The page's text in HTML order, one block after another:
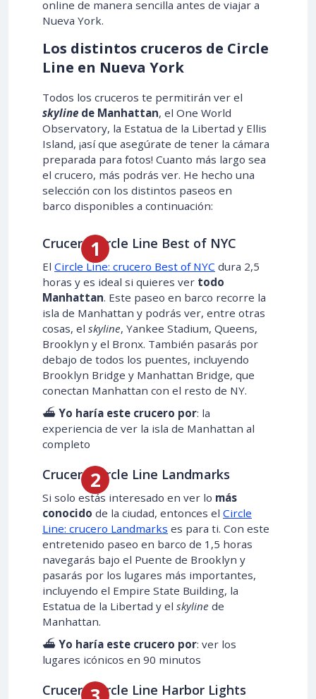
online de manera sencilla antes de viajar a
Nueva York.
Los distintos cruceros de Circle
Line en Nueva York
Todos los cruceros te permitirán ver el
skyline de Manhattan, el One World
Observatory, la Estatua de la Libertad y Ellis
Island, ¡así que asegúrate de tener la cámara
preparada para fotos! Cuanto más largo sea
el crucero, más podrás ver. He hecho una
selección con los distintos paseos en
barco disponibles a continuación:
Crucero Circle Line Best of NYC
El Circle Line: crucero Best of NYC dura 2,5
horas y es ideal si quieres ver todo
Manhattan. Este paseo en barco recorre la
isla de Manhattan y podrás ver, entre otras
cosas, el skyline, Yankee Stadium, Queens,
Brooklyn y el Bronx. También pasarás por
debajo de todos los puentes, incluyendo
Brooklyn Bridge y Manhattan Bridge, que
conectan Manhattan con el resto de NY.
⛴️ Yo haría este crucero por: la
experiencia de ver la isla de Manhattan al
completo
Crucero Circle Line Landmarks
Si solo estás interesado en ver lo más
conocido de la ciudad, entonces el Circle
Line: crucero Landmarks es para ti. Con este
entretenido paseo en barco de 1,5 horas
navegarás bajo el Puente de Brooklyn y
pasarás por los lugares más importantes,
incluyendo el Empire State Building, la
Estatua de la Libertad y el skyline de
Manhattan.
⛴️ Yo haría este crucero por: ver los
lugares icónicos en 90 minutos
Crucero Circle Line Harbor Lights